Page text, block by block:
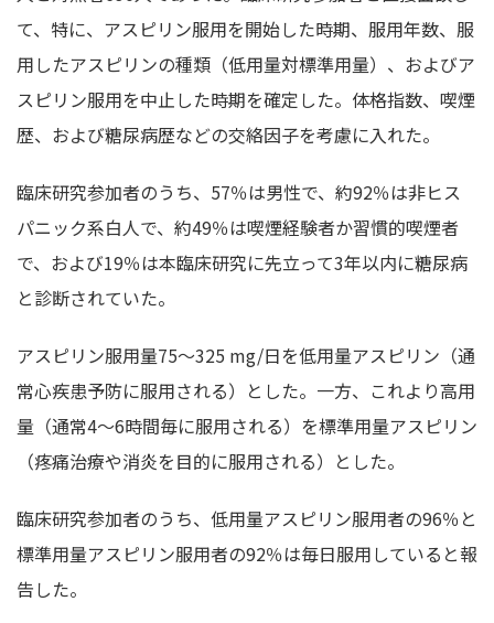
て、特に、アスピリン服用を開始した時期、服用年数、服
用したアスピリンの種類（低用量対標準用量）、およびア
スピリン服用を中止した時期を確定した。体格指数、喫煙
歴、および糖尿病歴などの交絡因子を考慮に入れた。
臨床研究参加者のうち、57％は男性で、約92％は非ヒス
パニック系白人で、約49％は喫煙経験者か習慣的喫煙者
で、および19％は本臨床研究に先立って3年以内に糖尿病
と診断されていた。
アスピリン服用量75～325 mg/日を低用量アスピリン（通
常心疾患予防に服用される）とした。一方、これより高用
量（通常4～6時間毎に服用される）を標準用量アスピリン
（疼痛治療や消炎を目的に服用される）とした。
臨床研究参加者のうち、低用量アスピリン服用者の96％と
標準用量アスピリン服用者の92％は毎日服用していると報
告した。